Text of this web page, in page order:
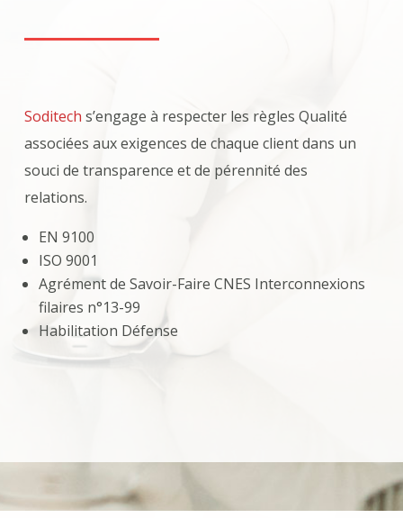
Soditech s’engage à respecter les règles Qualité
associées aux exigences de chaque client dans un
souci de transparence et de pérennité des
relations.
EN 9100
ISO 9001
Agrément de Savoir-Faire CNES Interconnexions
filaires n°13-99
Habilitation Défense